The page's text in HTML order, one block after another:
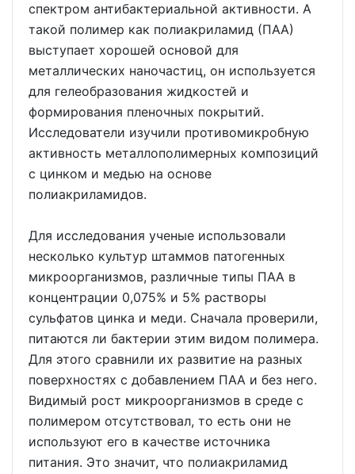
спектром антибактериальной активности. А
такой полимер как полиакриламид (ПАА)
выступает хорошей основой для
металлических наночастиц, он используется
для гелеобразования жидкостей и
формирования пленочных покрытий.
Исследователи изучили противомикробную
активность металлополимерных композиций
с цинком и медью на основе
полиакриламидов.
Для исследования ученые использовали
несколько культур штаммов патогенных
микроорганизмов, различные типы ПАА в
концентрации 0,075% и 5% растворы
сульфатов цинка и меди. Сначала проверили,
питаются ли бактерии этим видом полимера.
Для этого сравнили их развитие на разных
поверхностях с добавлением ПАА и без него.
Видимый рост микроорганизмов в среде с
полимером отсутствовал, то есть они не
используют его в качестве источника
питания. Это значит, что полиакриламид